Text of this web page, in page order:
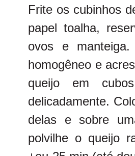
Frite os cubinhos
papel toalha,
ovos e
homogêneo e
queijo em
delicadamente.
delas e sobre
polvilhe o queijo